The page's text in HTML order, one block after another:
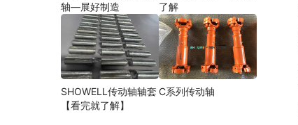
轴—展好制造
了解
SHOWELL传动轴轴套
【看完就了解】
C系列传动轴